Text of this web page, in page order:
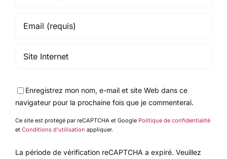
Enregistrez mon nom, e-mail et site Web dans ce
navigateur pour la prochaine fois que je commenterai.
Ce site est protégé par reCAPTCHA et Google Politique de confidentialité
et Conditions d'utilisation appliquer.
La période de vérification reCAPTCHA a expiré. Veuillez